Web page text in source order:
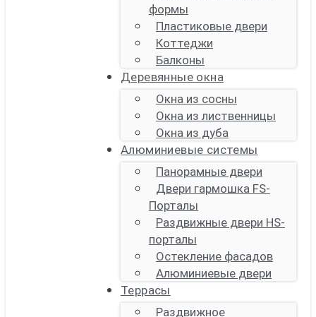
формы
Пластиковые двери
Коттеджи
Балконы
Деревянные окна
Окна из сосны
Окна из лиственницы
Окна из дуба
Алюминиевые системы
Панорамные двери
Двери гармошка FS-
Порталы
Раздвижные двери HS-
порталы
Остекление фасадов
Алюминиевые двери
Террасы
Раздвижное